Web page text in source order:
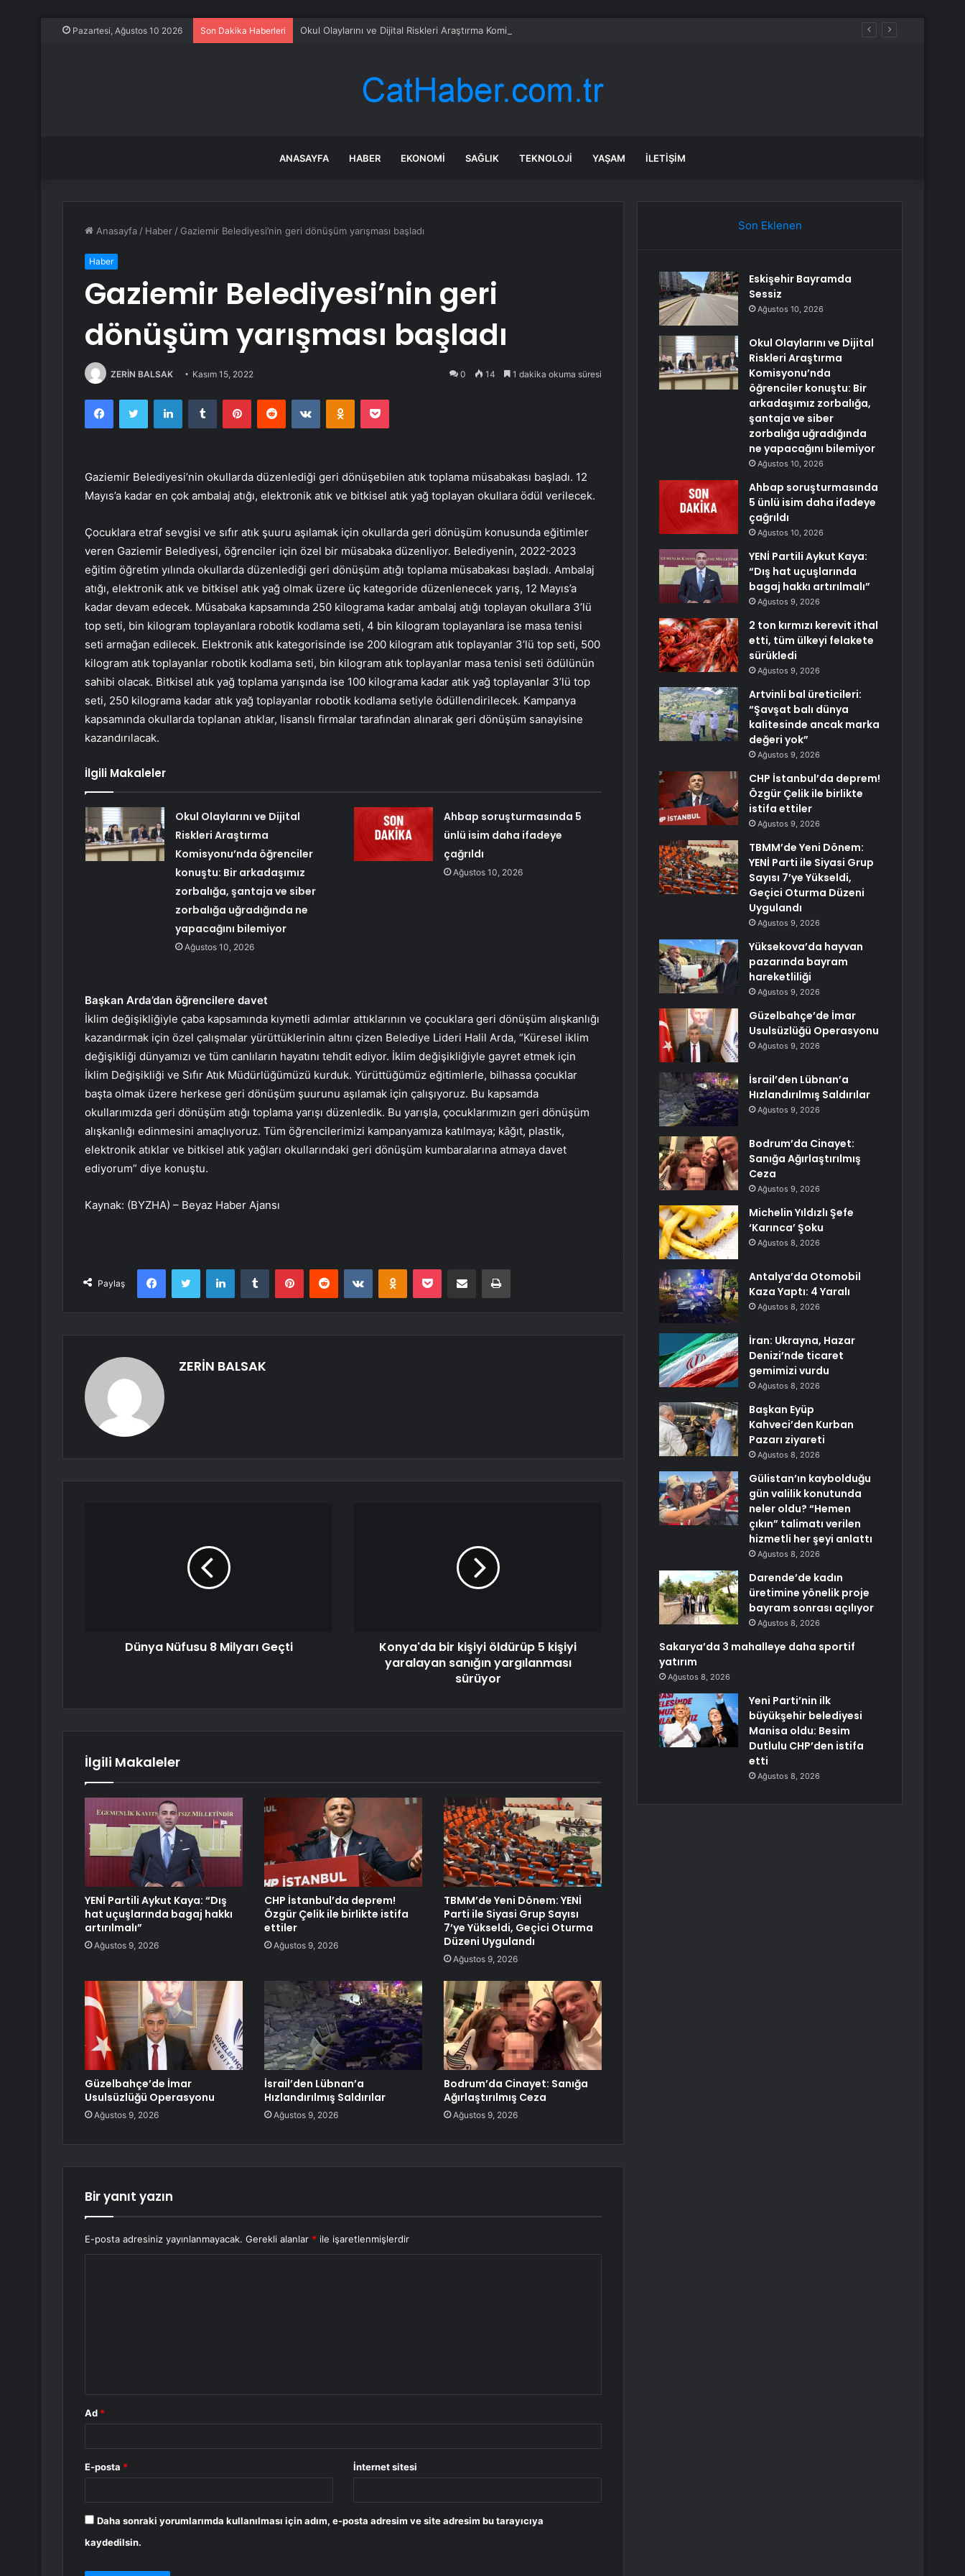
Pazartesi, Ağustos 10 2026 Son Dakika Haberleri
ANASAYFA HABER EKONOMI SAĞLIK TEKNOLOJI YAŞAM İLETIŞIM
Anasayfa / Haber / Gaziemir Belediyesi’nin geri dönüşüm yarışması başladı
Haber
Gaziemir Belediyesi’nin geri
dönüşüm yarışması başladı
ZERİN BALSAK Kasım 15, 2022 0 14 1 dakika okuma süresi
FacebookTwitter LinkedInTumblr PinterestReddit VKontakteOdnoklassniki
Pocket
Gaziemir Belediyesi’nin okullarda düzenlediği geri dönüşebilen atık toplama müsabakası başladı. 12
Mayıs’a kadar en çok ambalaj atığı, elektronik atık ve bitkisel atık yağ toplayan okullara ödül verilecek.
Çocuklara etraf sevgisi ve sıfır atık şuuru aşılamak için okullarda geri dönüşüm konusunda eğitimler
veren Gaziemir Belediyesi, öğrenciler için özel bir müsabaka düzenliyor. Belediyenin, 2022-2023
eğitim öğretim yılında okullarda düzenlediği geri dönüşüm atığı toplama müsabakası başladı. Ambalaj
atığı, elektronik atık ve bitkisel atık yağ olmak üzere üç kategoride düzenlenecek yarış, 12 Mayıs’a
kadar devam edecek. Müsabaka kapsamında 250 kilograma kadar ambalaj atığı toplayan okullara 3’lü
top seti, bin kilogram toplayanlara robotik kodlama seti, 4 bin kilogram toplayanlara ise masa tenisi
seti armağan edilecek. Elektronik atık kategorisinde ise 200 kilogram atık toplayanlar 3’lü top seti, 500
kilogram atık toplayanlar robotik kodlama seti, bin kilogram atık toplayanlar masa tenisi seti ödülünün
sahibi olacak. Bitkisel atık yağ toplama yarışında ise 100 kilograma kadar atık yağ toplayanlar 3’lü top
seti, 250 kilograma kadar atık yağ toplayanlar robotik kodlama setiyle ödüllendirilecek. Kampanya
kapsamında okullarda toplanan atıklar, lisanslı firmalar tarafından alınarak geri dönüşüm sanayisine
kazandırılacak.
İlgili Makaleler
Okul Olaylarını ve Dijital
Riskleri Araştırma
Komisyonu’nda öğrenciler
konuştu: Bir arkadaşımız
zorbalığa, şantaja ve siber
zorbalığa uğradığında ne
yapacağını bilemiyor
Ağustos 10, 2026
Ahbap soruşturmasında 5
ünlü isim daha ifadeye
çağrıldı
Ağustos 10, 2026
Başkan Arda’dan öğrencilere davet
İklim değişikliğiyle çaba kapsamında kıymetli adımlar attıklarının ve çocuklara geri dönüşüm alışkanlığı
kazandırmak için özel çalışmalar yürüttüklerinin altını çizen Belediye Lideri Halil Arda, “Küresel iklim
değişikliği dünyamızı ve tüm canlıların hayatını tehdit ediyor. İklim değişikliğiyle gayret etmek için
İklim Değişikliği ve Sıfır Atık Müdürlüğümüzü kurduk. Yürüttüğümüz eğitimlerle, bilhassa çocuklar
başta olmak üzere herkese geri dönüşüm şuurunu aşılamak için çalışıyoruz. Bu kapsamda
okullarımızda geri dönüşüm atığı toplama yarışı düzenledik. Bu yarışla, çocuklarımızın geri dönüşüm
alışkanlığı edinmesini amaçlıyoruz. Tüm öğrencilerimizi kampanyamıza katılmaya; kâğıt, plastik,
elektronik atıklar ve bitkisel atık yağları okullarındaki geri dönüşüm kumbaralarına atmaya davet
ediyorum” diye konuştu.
Kaynak: (BYZHA) – Beyaz Haber Ajansı
Paylaş
FacebookTwitter LinkedInTumblr PinterestReddit VKontakteOdnoklassniki
Pocket E-Posta ile paylaş Yazdır
ZERİN BALSAK
Dünya Nüfusu 8 Milyarı Geçti
Konya'da bir kişiyi öldürüp 5 kişiyi
yaralayan sanığın yargılanması
sürüyor
İlgili Makaleler
YENİ Partili Aykut Kaya: “Dış
hat uçuşlarında bagaj hakkı
artırılmalı”
Ağustos 9, 2026
CHP İstanbul’da deprem!
Özgür Çelik ile birlikte istifa
ettiler
Ağustos 9, 2026
TBMM’de Yeni Dönem: YENİ
Parti ile Siyasi Grup Sayısı
7’ye Yükseldi, Geçici Oturma
Düzeni Uygulandı
Ağustos 9, 2026
Güzelbahçe’de İmar
Usulsüzlüğü Operasyonu
Ağustos 9, 2026
İsrail’den Lübnan’a
Hızlandırılmış Saldırılar
Ağustos 9, 2026
Bodrum’da Cinayet: Sanığa
Ağırlaştırılmış Ceza
Ağustos 9, 2026
Bir yanıt yazın
E-posta adresiniz yayınlanmayacak. Gerekli alanlar * ile işaretlenmişlerdir
Ad *
E-posta * İnternet sitesi
Daha sonraki yorumlarımda kullanılması için adım, e-posta adresim ve site adresim bu tarayıcıya
kaydedilsin.
Son Eklenen
Eskişehir Bayramda
Sessiz
Ağustos 10, 2026
Okul Olaylarını ve Dijital
Riskleri Araştırma
Komisyonu’nda
öğrenciler konuştu: Bir
arkadaşımız zorbalığa,
şantaja ve siber
zorbalığa uğradığında
ne yapacağını bilemiyor
Ağustos 10, 2026
Ahbap soruşturmasında
5 ünlü isim daha ifadeye
çağrıldı
Ağustos 10, 2026
YENİ Partili Aykut Kaya:
“Dış hat uçuşlarında
bagaj hakkı artırılmalı”
Ağustos 9, 2026
2 ton kırmızı kerevit ithal
etti, tüm ülkeyi felakete
sürükledi
Ağustos 9, 2026
Artvinli bal üreticileri:
“Şavşat balı dünya
kalitesinde ancak marka
değeri yok”
Ağustos 9, 2026
CHP İstanbul’da deprem!
Özgür Çelik ile birlikte
istifa ettiler
Ağustos 9, 2026
TBMM’de Yeni Dönem:
YENİ Parti ile Siyasi Grup
Sayısı 7’ye Yükseldi,
Geçici Oturma Düzeni
Uygulandı
Ağustos 9, 2026
Yüksekova’da hayvan
pazarında bayram
hareketliliği
Ağustos 9, 2026
Güzelbahçe’de İmar
Usulsüzlüğü Operasyonu
Ağustos 9, 2026
İsrail’den Lübnan’a
Hızlandırılmış Saldırılar
Ağustos 9, 2026
Bodrum’da Cinayet:
Sanığa Ağırlaştırılmış
Ceza
Ağustos 9, 2026
Michelin Yıldızlı Şefe
‘Karınca’ Şoku
Ağustos 8, 2026
Antalya’da Otomobil
Kaza Yaptı: 4 Yaralı
Ağustos 8, 2026
İran: Ukrayna, Hazar
Denizi’nde ticaret
gemimizi vurdu
Ağustos 8, 2026
Başkan Eyüp
Kahveci’den Kurban
Pazarı ziyareti
Ağustos 8, 2026
Gülistan’ın kaybolduğu
gün valilik konutunda
neler oldu? “Hemen
çıkın” talimatı verilen
hizmetli her şeyi anlattı
Ağustos 8, 2026
Darende’de kadın
üretimine yönelik proje
bayram sonrası açılıyor
Ağustos 8, 2026
Sakarya’da 3 mahalleye daha sportif
yatırım
Ağustos 8, 2026
Yeni Parti’nin ilk
büyükşehir belediyesi
Manisa oldu: Besim
Dutlulu CHP’den istifa
etti
Ağustos 8, 2026